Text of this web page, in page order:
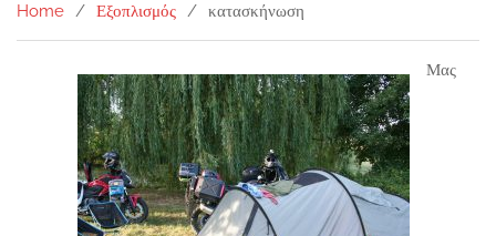
Home Εξοπλισμός κατασκήνωση
Μας